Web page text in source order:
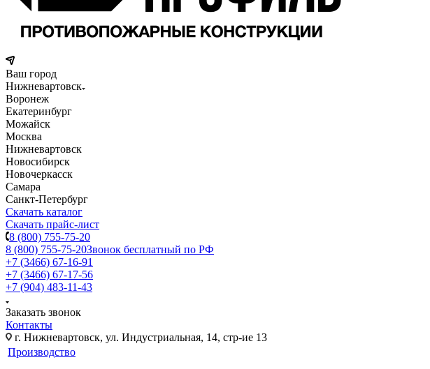
Ваш город
Нижневартовск
Воронеж
Екатеринбург
Можайск
Москва
Нижневартовск
Новосибирск
Новочеркасск
Самара
Санкт-Петербург
Скачать каталог
Скачать прайс-лист
8 (800) 755-75-20
8 (800) 755-75-20Звонок бесплатный по РФ
+7 (3466) 67-16-91
+7 (3466) 67-17-56
+7 (904) 483-11-43
Заказать звонок
Контакты
г. Нижневартовск, ул. Индустриальная, 14, стр-ие 13
Производство